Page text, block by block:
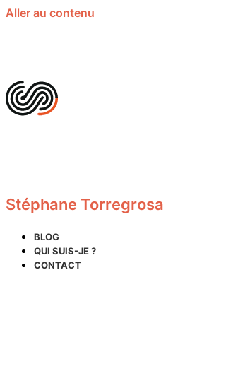
Aller au contenu
Stéphane Torregrosa
BLOG
QUI SUIS-JE ?
CONTACT